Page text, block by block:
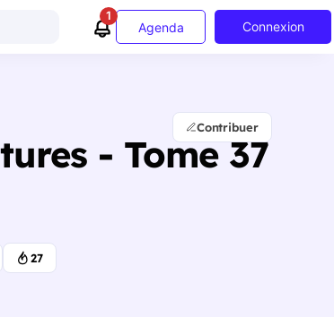
1
Agenda Connexion
- Tome 37
Contribuer
27